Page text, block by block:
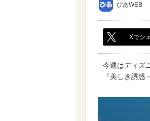
ぴあWEB
Xでシ
今週はディズ
『美しき誘